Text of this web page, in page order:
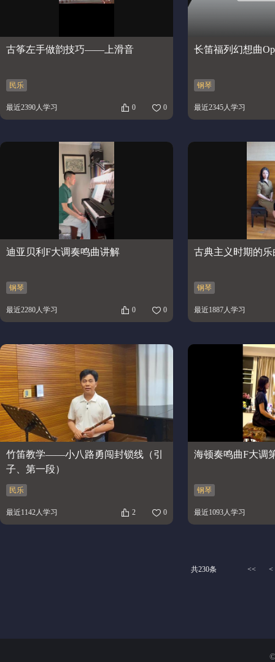
古筝左手做韵技巧——上滑音
民乐
最近2390人学习 0 0
长笛福列幻想曲
钢琴
最近2345人学习
迪亚贝利F大调奏鸣曲讲解
钢琴
最近2280人学习 0 0
古典主义时期的乐
钢琴
最近1887人学习
竹笛教学——小八路勇闯封锁线（引
子、第一段）
民乐
最近1142人学习 2 0
海顿奏鸣曲F大调
钢琴
最近1093人学习
共230条 << <